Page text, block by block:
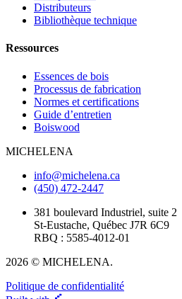
Distributeurs
Bibliothèque technique
Ressources
Essences de bois
Processus de fabrication
Normes et certifications
Guide d’entretien
Boiswood
MICHELENA
info@michelena.ca
(450) 472-2447
381 boulevard Industriel, suite 2
St-Eustache, Québec J7R 6C9
RBQ : 5585-4012-01
2026 © MICHELENA.
Politique de confidentialité